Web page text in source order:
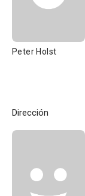
Peter Holst
Dirección